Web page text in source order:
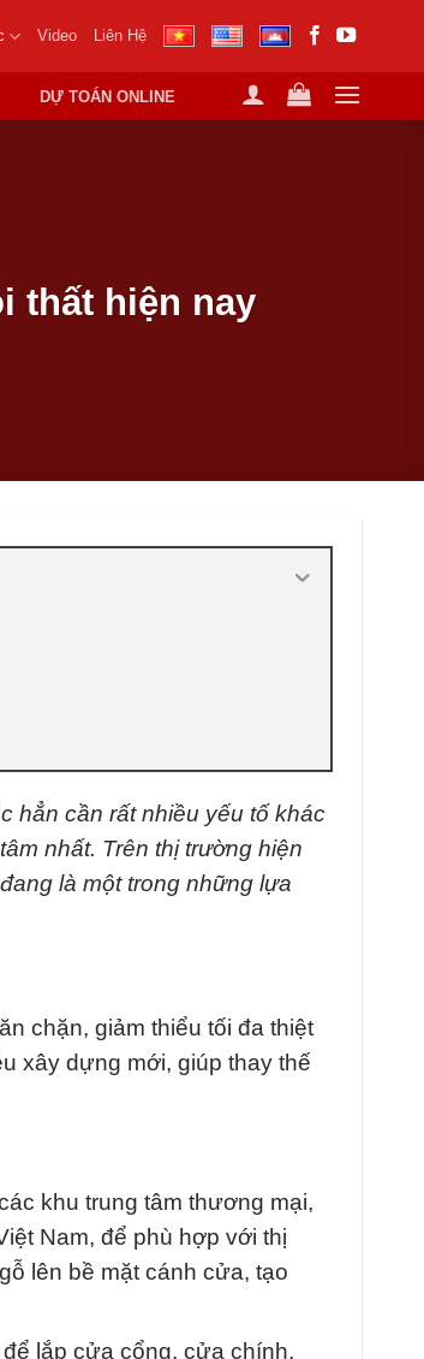
Video Liên Hệ
DỰ TOÁN ONLINE
thất hiện nay
hẳn cần rất nhiều yếu tố khác
nhất. Trên thị trường hiện
đang là một trong những lựa
chặn, giảm thiểu tối đa thiệt
xây dựng mới, giúp thay thế
khu trung tâm thương mại,
Nam, để phù hợp với thị
lên bề mặt cánh cửa, tạo
lắp cửa cổng, cửa chính,